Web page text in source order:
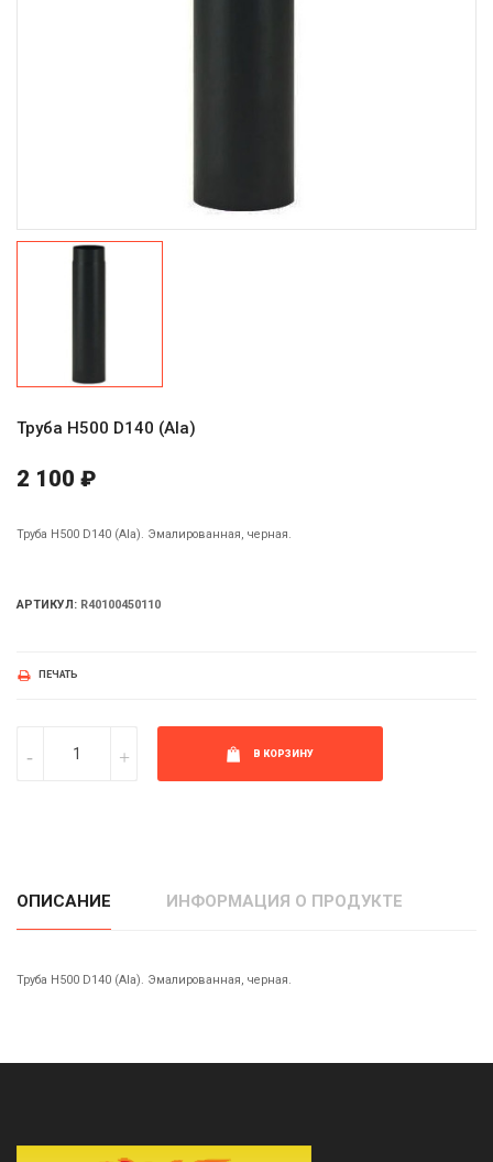
Труба H500 D140 (Ala)
2 100 ₽
Труба H500 D140 (Ala). Эмалированная, черная.
АРТИКУЛ: R40100450110
ПЕЧАТЬ
В КОРЗИНУ
ОПИСАНИЕ ИНФОРМАЦИЯ О ПРОДУКТЕ
Труба H500 D140 (Ala). Эмалированная, черная.